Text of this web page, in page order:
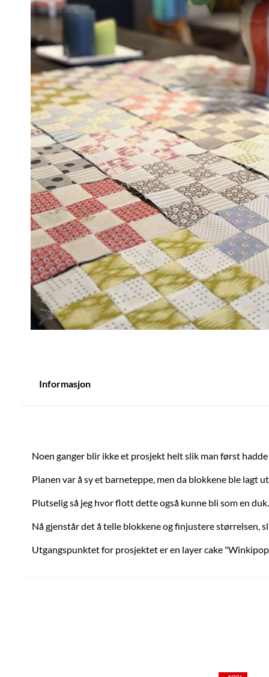
Informasjon
Noen ganger blir ikke et prosjekt helt slik man først
Planen var å sy et barneteppe, men da blokkene ble lagt
Plutselig så jeg hvor flott dette også kunne bli som en
Nå gjenstår det å telle blokkene og finjustere størrelsen,
Utgangspunktet for prosjektet er en layer cake